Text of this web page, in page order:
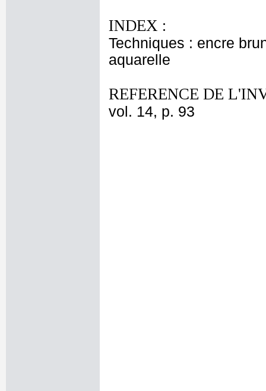
INDEX :
Techniques : encre
aquarelle
REFERENCE DE
vol. 14, p. 93